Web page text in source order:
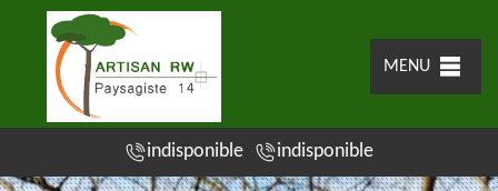
MENU
indisponible indisponible